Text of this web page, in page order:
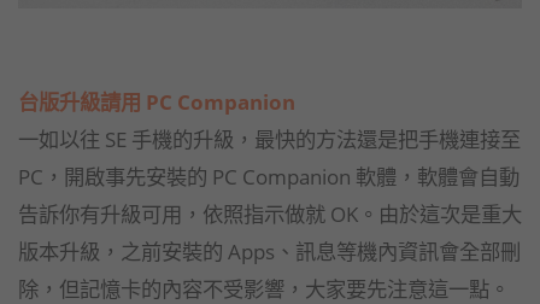
台版升級請用 PC Companion
一如以往 SE 手機的升級，最快的方法還是把手機連接至
PC，開啟事先安裝的 PC Companion 軟體，軟體會自動
告訴你有升級可用，依照指示做就 OK。由於這次是重大
版本升級，之前安裝的 Apps、訊息等機內資訊會全部刪
除，但記憶卡的內容不受影響，大家要先注意這一點。